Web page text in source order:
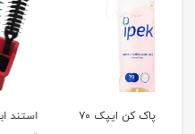
استند ابزار و شانه ماشین